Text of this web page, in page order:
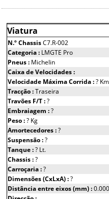
Viatura
N.º ChassisC7.R-002
Categoria : LMGTE Pro
Pneus : Michelin
Caixa de Velocidades :
Velocidade Máxima Corrida :?
Tracção :Traseira
Travões F/T :?
Embraiagem :?
Peso :? Kg
Amortecedores :?
Suspensão :?
Tanque :? Lt.
Chassis :?
Carroçaria :?
Dimensões (CxLxA) :?
Distância entre eixos (mm) :0.000